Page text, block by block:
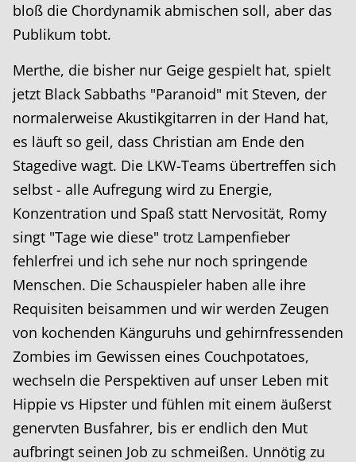
bloß die Chordynamik abmischen soll, aber das
Publikum tobt.
Merthe, die bisher nur Geige gespielt hat, spielt
jetzt Black Sabbaths "Paranoid" mit Steven, der
normalerweise Akustikgitarren in der Hand hat,
es läuft so geil, dass Christian am Ende den
Stagedive wagt. Die LKW-Teams übertreffen sich
selbst - alle Aufregung wird zu Energie,
Konzentration und Spaß statt Nervosität, Romy
singt "Tage wie diese" trotz Lampenfieber
fehlerfrei und ich sehe nur noch springende
Menschen. Die Schauspieler haben alle ihre
Requisiten beisammen und wir werden Zeugen
von kochenden Känguruhs und gehirnfressenden
Zombies im Gewissen eines Couchpotatoes,
wechseln die Perspektiven auf unser Leben mit
Hippie vs Hipster und fühlen mit einem äußerst
genervten Busfahrer, bis er endlich den Mut
aufbringt seinen Job zu schmeißen. Unnötig zu